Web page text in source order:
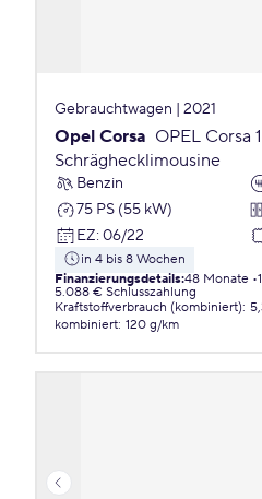
Gebrauchtwagen | 2021
Opel Corsa OPEL Corsa
Schräghecklimousine
Benzin
75 PS (55 kW)
EZ: 06/22
in 4 bis 8 Wochen
Finanzierungsdetails:48 Monate
5.088 € Schlusszahlung
Kraftstoffverbrauch (kombiniert):
kombiniert: 120 g/km